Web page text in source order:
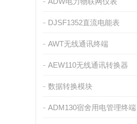
DJSF1352直流电能表
AWT无线通讯终端
AEW110无线通讯转换器
数据转换模块
ADM130宿舍用电管理终端